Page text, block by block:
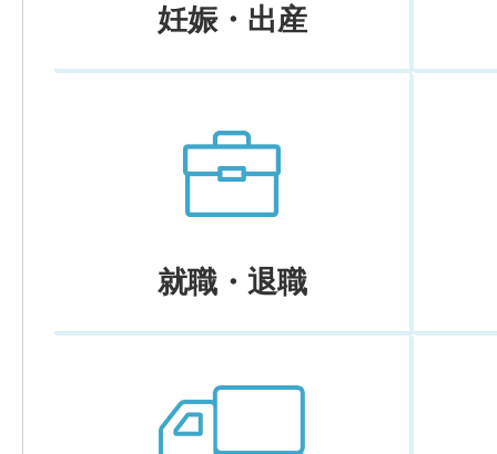
妊娠・出産
就職・退職